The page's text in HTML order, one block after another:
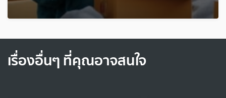
เรื่องอื่นๆ ที่คุณอาจสนใจ